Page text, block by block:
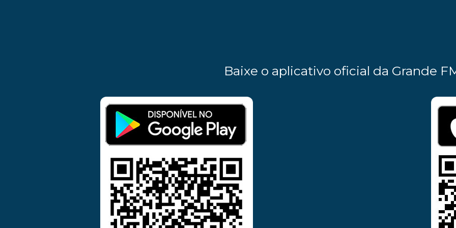
Baixe o aplicativo oficial da Grande